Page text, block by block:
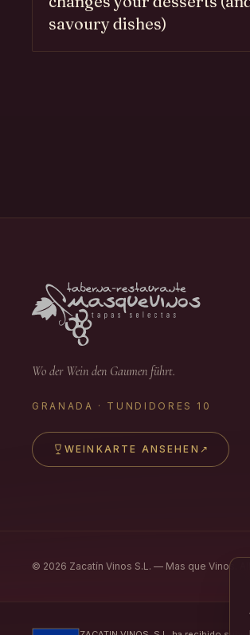
savoury dishes)
Wo der Wein den Gaumen führt.
GRANADA · TUNDIDORES 10
WEINKARTE ANSEHEN ↗
© 2026 Zacatín Vinos S.L. — Mas que Vinos.